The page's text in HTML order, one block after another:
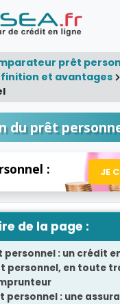
prêt
et avantages
du prêt
: JE
de la page :
personnel : un crédit
personnel, en toute
personnel : une